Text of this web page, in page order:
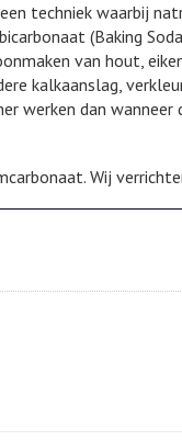
techniek waarbij
(Baking
van hout,
kalkaanslag,
werken dan
Wij